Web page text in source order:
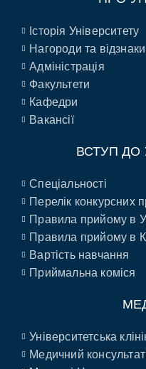
Історія Університету
Нагороди та відзнаки
Адміністрація
Факультети
Кафедри
Вакансії
ВСТУП ДО
Спеціальності
Перелік конкурсних
Правила прийому в
Правила прийому в
Вартість навчання
Приймальна коміся
Університетська
Медичний